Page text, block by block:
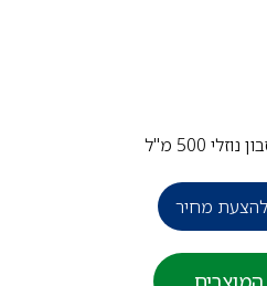
מ"ל
מחיר